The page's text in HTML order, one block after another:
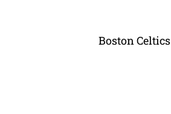
Boston Celtics